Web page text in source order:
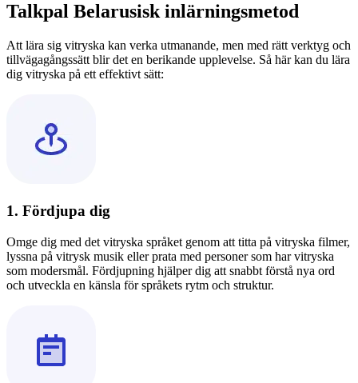
Talkpal Belarusisk inlärningsmetod
Att lära sig vitryska kan verka utmanande, men med rätt verktyg och
tillvägagångssätt blir det en berikande upplevelse. Så här kan du lära
dig vitryska på ett effektivt sätt:
1. Fördjupa dig
Omge dig med det vitryska språket genom att titta på vitryska filmer,
lyssna på vitrysk musik eller prata med personer som har vitryska
som modersmål. Fördjupning hjälper dig att snabbt förstå nya ord
och utveckla en känsla för språkets rytm och struktur.